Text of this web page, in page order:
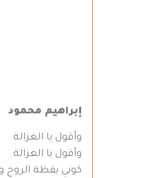
إبراهيم محمود
وأقول يا الغزالة
وأقول يا الغزالة
كوني يقظة الروح